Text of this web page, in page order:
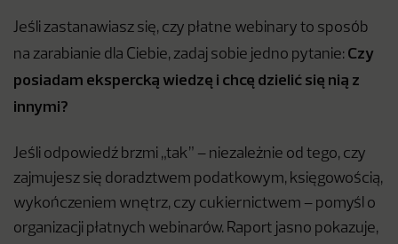
Jeśli zastanawiasz się, czy płatne webinary to sposób
na zarabianie dla Ciebie, zadaj sobie jedno pytanie: Czy
posiadam ekspercką wiedzę i chcę dzielić się nią z
innymi?
Jeśli odpowiedź brzmi „tak” – niezależnie od tego, czy
zajmujesz się doradztwem podatkowym, księgowością,
wykończeniem wnętrz, czy cukiernictwem – pomyśl o
organizacji płatnych webinarów. Raport jasno pokazuje,